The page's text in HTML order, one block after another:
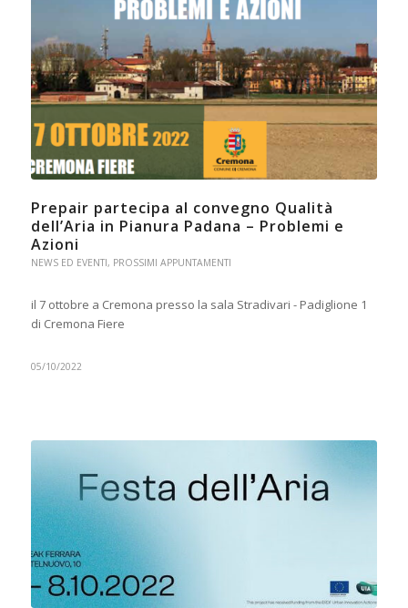
Prepair partecipa al convegno Qualità
dell’Aria in Pianura Padana – Problemi e
Azioni
NEWS ED EVENTI, PROSSIMI APPUNTAMENTI
il 7 ottobre a Cremona presso la sala Stradivari - Padiglione 1
di Cremona Fiere
05/10/2022